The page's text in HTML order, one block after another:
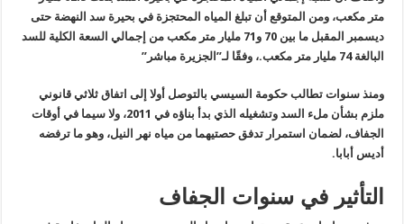
متر مكعب، ومن المتوقع أن تبلغ المياه المحتجزة في بحيرة سد النهضة حتى
ديسمبر المقبل ما بين 70 و71 مليار متر مكعب من إجمالي السعة الكلية للسد
البالغة 74 مليار متر مكعب.، وفقًا لـ”الجزيرة مباشر”
ومنذ سنوات تطالب حكومة السيسي بالتوصل أولا إلى اتفاق ثلاثي قانوني
ملزم بشأن ملء السد وتشغيله الذي بدأ بناؤه في 2011، ولا سيما في أوقات
الجفاف، لضمان استمرار تدفق حصتيهما من مياه نهر النيل، وهو ما ترفضه
أديس أبابا.
التأثير في سنوات الجفاف